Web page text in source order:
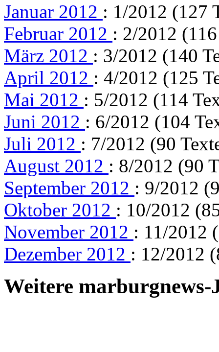
Januar 2012 : 1/2012 (127
Februar 2012 : 2/2012
März 2012 : 3/2012 (140
April 2012 : 4/2012 (125
Mai 2012 : 5/2012 (114
Juni 2012 : 6/2012 (104
Juli 2012 : 7/2012 (90
August 2012 : 8/2012 (90
September 2012 : 9/2012
Oktober 2012 : 10/2012
November 2012 : 11/2012
Dezember 2012 : 12/2012
Weitere marburgnews-